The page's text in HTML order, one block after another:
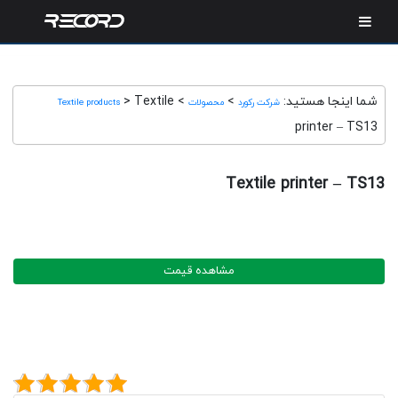
شما اینجا هستید: شرکت رکورد > محصولات >
Textile products > Textile
printer – TS13
Textile printer – TS13
مشاهده قیمت